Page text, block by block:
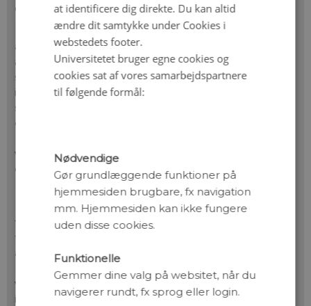
egenskaber og potentielle anvendelser.
Lamaer producerer naturligt disse kompakte
antistoffer, som er mindre end konventionelle
antistoffer hos mennesker og andre dyr. Nanobodies
stammer fra de antistoffer, der findes i lamaers
immunsystem. Deres kompakte størrelse og enkle
struktur gør dem meget stabile og opløselige, hvilket
gør dem i stand til at binde til specifikke målmolekyler
værdifulde redskaber i forskellige anvendelser fra
diagnostiske tests til terapeutiske indgreb – eller til at
binde to receptorer sammen i bælgplanter.
En væsentlig fordel ved nanobodies er deres evne til at
få adgang til og binde sig til skjulte eller svært
tilgængelige områder på målmolekyler, hvilket større
antistoffer har svært ved. Dette gør nanobodies særligt
nyttige til at målrette og hæmme specifikke
vekselvirkninger mellem proteiner såsom dem, der er
involveret i sygdomsforløb.
at identificere dig direkte. Du kan altid
ændre dit samtykke under Cookies i
webstedets footer.
Universitetet bruger egne cookies og
cookies sat af vores samarbejdspartnere
til følgende formål:
Nødvendige
Gør grundlæggende funktioner på
hjemmesiden brugbare, fx navigation
mm. Hjemmesiden kan ikke fungere
uden disse cookies.
Funktionelle
Gemmer dine valg på websitet, når du
navigerer rundt, fx sprog eller login.